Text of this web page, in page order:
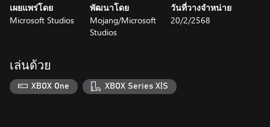
เผยแพร่โดย
Microsoft Studios
พัฒนาโดย
Mojang/Microsoft
Studios
วันที่วางจำหน่าย
20/2/2568
เล่นด้วย
XBOX One XBOX Series X|S